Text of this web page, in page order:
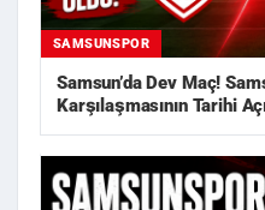
SAMSUNSPOR
Samsun’da Dev Maç!
Karşılaşmasının Tarihi